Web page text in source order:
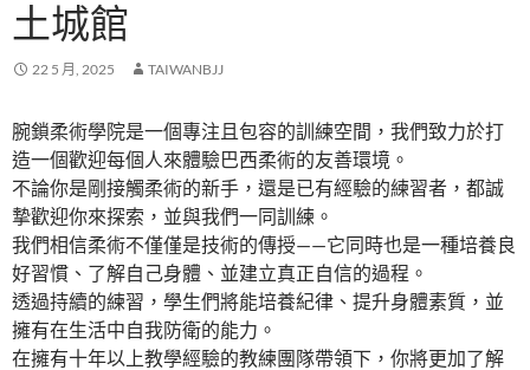
土城館
22 5 月, 2025 TAIWANBJJ
腕鎖柔術學院是一個專注且包容的訓練空間，我們致力於打
造一個歡迎每個人來體驗巴西柔術的友善環境。
不論你是剛接觸柔術的新手，還是已有經驗的練習者，都誠
摯歡迎你來探索，並與我們一同訓練。
我們相信柔術不僅僅是技術的傳授——它同時也是一種培養良
好習慣、了解自己身體、並建立真正自信的過程。
透過持續的練習，學生們將能培養紀律、提升身體素質，並
擁有在生活中自我防衛的能力。
在擁有十年以上教學經驗的教練團隊帶領下，你將更加了解